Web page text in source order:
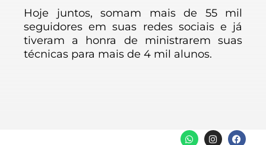
Hoje juntos, somam mais de 55 mil
seguidores em suas redes sociais e já
tiveram a honra de ministrarem suas
técnicas para mais de 4 mil alunos.